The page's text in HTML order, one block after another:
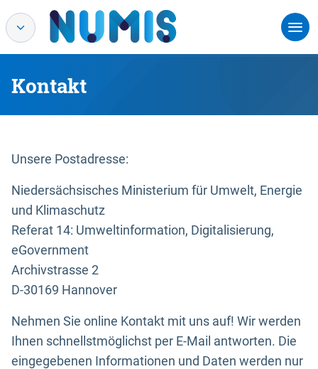
Kontakt
Unsere Postadresse:
Niedersächsisches Ministerium für Umwelt, Energie
und Klimaschutz
Referat 14: Umweltinformation, Digitalisierung,
eGovernment
Archivstrasse 2
D-30169 Hannover
Nehmen Sie online Kontakt mit uns auf! Wir werden
Ihnen schnellstmöglichst per E-Mail antworten. Die
eingegebenen Informationen und Daten werden nur